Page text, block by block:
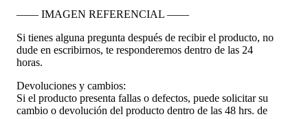
—— IMAGEN REFERENCIAL ——
Si tienes alguna pregunta después de recibir el producto, no
dude en escribirnos, te responderemos dentro de las 24
horas.
Devoluciones y cambios:
Si el producto presenta fallas o defectos, puede solicitar su
cambio o devolución del producto dentro de las 48 hrs. de